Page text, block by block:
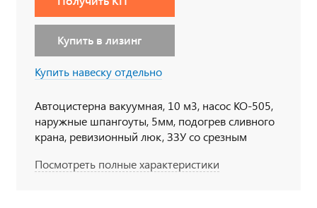
Купить в лизинг
Купить навеску отдельно
Автоцистерна вакуумная, 10 м3, насос КО-505,
наружные шпангоуты, 5мм, подогрев сливного
крана, ревизионный люк, ЗЗУ со срезным
Держатели для табличек, пеналы для
Посмотреть полные характеристики